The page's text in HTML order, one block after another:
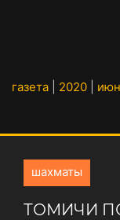
газета 2020
шахматы
ТОМИЧИ